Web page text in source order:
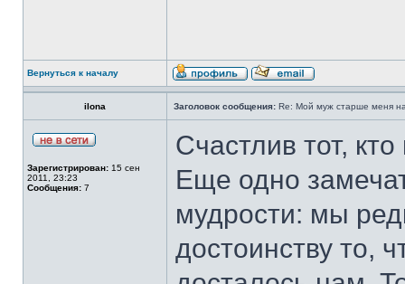
Вернуться к началу
ilona Заголовок сообщения: Re: Мой муж старше меня
Зарегистрирован: 15 сен
2011, 23:23
Сообщения: 7
Счастлив тот,
Еще одно
мудрости: мы
достоинству то,